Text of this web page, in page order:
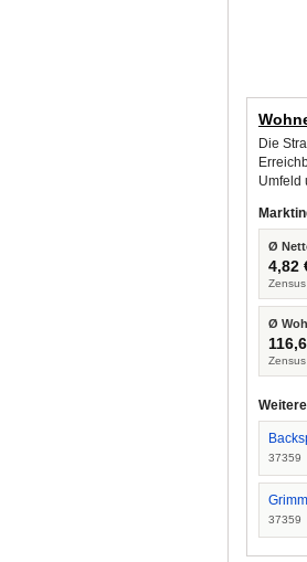
Die
Umfeld
Ø
4,82
Ø
37359
37359